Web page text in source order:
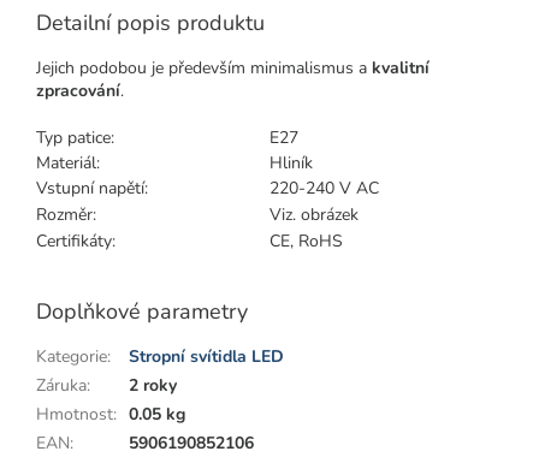
Detailní popis produktu
Jejich podobou je především minimalismus a kvalitní
zpracování.
Typ patice:
E27
Materiál:
Hliník
Vstupní napětí:
220-240 V AC
Rozměr:
Viz. obrázek
Certifikáty:
CE, RoHS
Doplňkové parametry
Kategorie:
Stropní svítidla LED
Záruka:
2 roky
Hmotnost: 0.05 kg
EAN: 5906190852106